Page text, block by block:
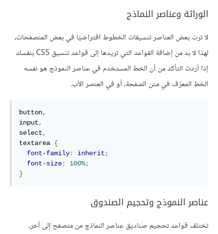
الوراثة وعناصر النماذج
لا ترث بعض العناصر تنسيقات الخطوط افتراضيًا في بعض المتصفحات،
لهذا لا بد من إضافة القواعد التي تريدها إلى قواعد تنسيق CSS بنفسك
إذا أردت التأكد من أن الخط المستخدم في عناصر النموذج هو نفسه
الخط المعرّف في متن الصفحة، أو في العنصر الأب.
button,
input,
select,
textarea {
font-family: inherit ;
font-size: 100%;
}
عناصر النموذج وتحجيم الصندوق
تختلف قواعد تحجيم صناديق عناصر النماذج من متصفح إلى آخر،